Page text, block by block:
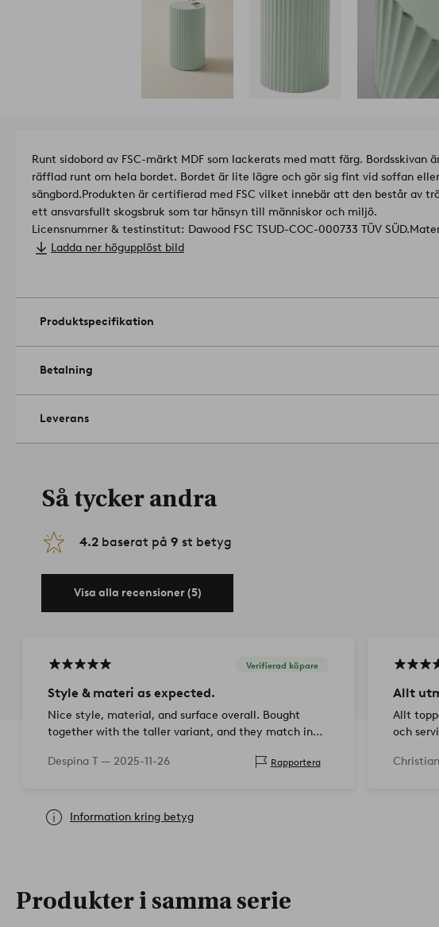
Runt sidobord av FSC-märkt MDF som lackerats med matt färg. Bordsskivan
räfflad runt om hela bordet. Bordet är lite lägre och gör sig fint vid soffan
sängbord.Produkten är certifierad med FSC vilket innebär att den består av
ett ansvarsfullt skogsbruk som tar hänsyn till människor och miljö.
Licensnummer & testinstitut: Dawood FSC TSUD-COC-000733 TÜV SÜD.
Storlek: Höjd 50 cm, ø 30 cm.
Tips/råd: Detta bordet finns även i en högre version och de är snygga att
tillsammans.Artikelnummer: 1698235-02-0
Ladda ner högupplöst bild
Produktspecifikation
Betalning
Leverans
Så tycker andra
4.2 baserat på 9 st betyg
Visa alla recensioner (5)
Verifierad köpare
Style & materi as expected.
Nice style, material, and surface overall. Bought
together with the taller variant, and they match in
modern, organic loo…
Despina T — 2025-11-26 Rapportera
Allt
Allt
och
Information kring betyg
Produkter i samma serie